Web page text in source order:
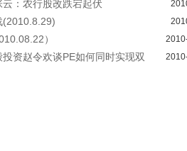
云：农行股改跌宕起伏
(2010.8.29)
）
资赵令欢谈PE如何同时实现双